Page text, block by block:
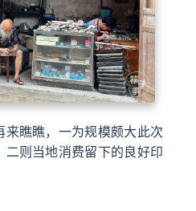
瞧瞧，一为规模颇大此次
则当地消费留下的良好印